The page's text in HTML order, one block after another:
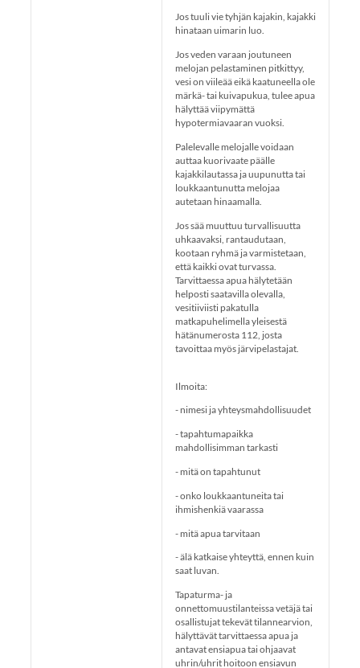
Jos tuuli vie tyhjän kajakin, kajakki
hinataan uimarin luo.
Jos veden varaan joutuneen
melojan pelastaminen pitkittyy,
vesi on viileää eikä kaatuneella ole
märkä- tai kuivapukua, tulee apua
hälyttää viipymättä
hypotermiavaaran vuoksi.
Palelevalle melojalle voidaan
auttaa kuorivaate päälle
kajakkilautassa ja uupunutta tai
loukkaantunutta melojaa
autetaan hinaamalla.
Jos sää muuttuu turvallisuutta
uhkaavaksi, rantaudutaan,
kootaan ryhmä ja varmistetaan,
että kaikki ovat turvassa.
Tarvittaessa apua hälytetään
helposti saatavilla olevalla,
vesitiiviisti pakatulla
matkapuhelimella yleisestä
hätänumerosta 112, josta
tavoittaa myös järvipelastajat.
Ilmoita:
- nimesi ja yhteysmahdollisuudet
- tapahtumapaikka
mahdollisimman tarkasti
- mitä on tapahtunut
- onko loukkaantuneita tai
ihmishenkiä vaarassa
- mitä apua tarvitaan
- älä katkaise yhteyttä, ennen kuin
saat luvan.
Tapaturma- ja
onnettomuustilanteissa vetäjä tai
osallistujat tekevät tilannearvion,
hälyttävät tarvittaessa apua ja
antavat ensiapua tai ohjaavat
uhrin/uhrit hoitoon ensiavun